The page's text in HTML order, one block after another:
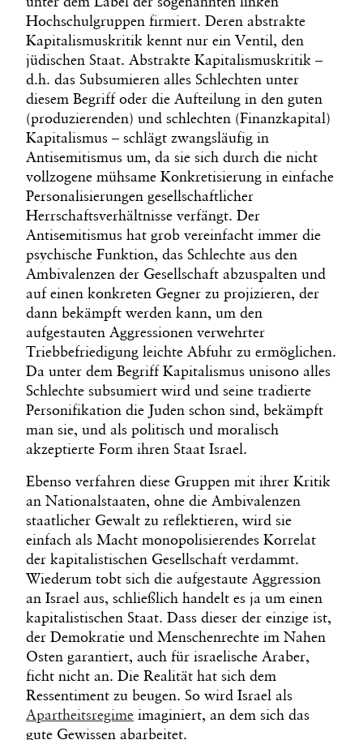
Hochschulgruppen firmiert. Deren abstrakte
Kapitalismuskritik kennt nur ein Ventil, den
jüdischen Staat. Abstrakte Kapitalismuskritik –
d.h. das Subsumieren alles Schlechten unter
diesem Begriff oder die Aufteilung in den guten
(produzierenden) und schlechten (Finanzkapital)
Kapitalismus – schlägt zwangsläufig in
Antisemitismus um, da sie sich durch die nicht
vollzogene mühsame Konkretisierung in einfache
Personalisierungen gesellschaftlicher
Herrschaftsverhältnisse verfängt. Der
Antisemitismus hat grob vereinfacht immer die
psychische Funktion, das Schlechte aus den
Ambivalenzen der Gesellschaft abzuspalten und
auf einen konkreten Gegner zu projizieren, der
dann bekämpft werden kann, um den
aufgestauten Aggressionen verwehrter
Triebbefriedigung leichte Abfuhr zu ermöglichen.
Da unter dem Begriff Kapitalismus unisono alles
Schlechte subsumiert wird und seine tradierte
Personifikation die Juden schon sind, bekämpft
man sie, und als politisch und moralisch
akzeptierte Form ihren Staat Israel.
Ebenso verfahren diese Gruppen mit ihrer Kritik
an Nationalstaaten, ohne die Ambivalenzen
staatlicher Gewalt zu reflektieren, wird sie
einfach als Macht monopolisierendes Korrelat
der kapitalistischen Gesellschaft verdammt.
Wiederum tobt sich die aufgestaute Aggression
an Israel aus, schließlich handelt es ja um einen
kapitalistischen Staat. Dass dieser der einzige ist,
der Demokratie und Menschenrechte im Nahen
Osten garantiert, auch für israelische Araber,
ficht nicht an. Die Realität hat sich dem
Ressentiment zu beugen. So wird Israel als
Apartheitsregime imaginiert, an dem sich das
gute Gewissen abarbeitet.